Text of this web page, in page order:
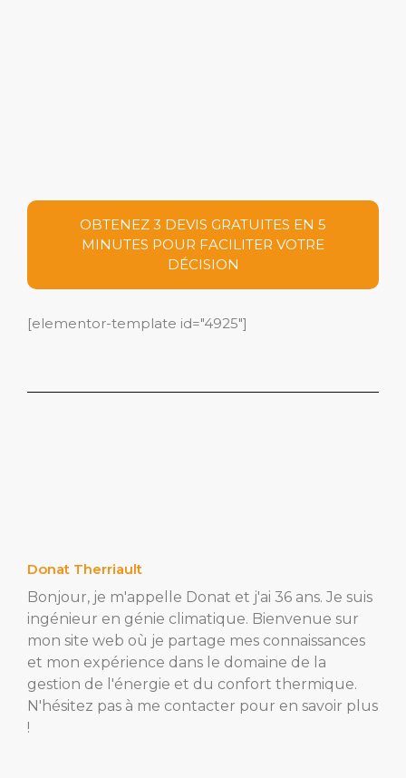
OBTENEZ 3 DEVIS GRATUITES EN 5
MINUTES POUR FACILITER VOTRE
DÉCISION
[elementor-template id="4925"]
Donat Therriault
Bonjour, je m'appelle Donat et j'ai 36 ans. Je suis
ingénieur en génie climatique. Bienvenue sur
mon site web où je partage mes connaissances
et mon expérience dans le domaine de la
gestion de l'énergie et du confort thermique.
N'hésitez pas à me contacter pour en savoir plus
!